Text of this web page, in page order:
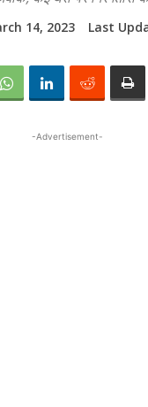
14, 2023 Last
-Advertisement-